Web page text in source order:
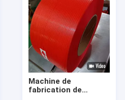
Machine de
fabrication de